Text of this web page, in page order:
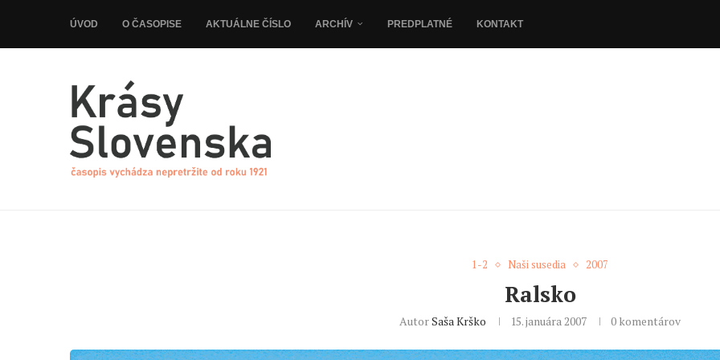
ÚVOD O ČASOPISE AKTUÁLNE ČÍSLO ARCHÍV PREDPLATNÉ KONTAKT
1-2 Naši susedia 2007
Ralsko
AutorSaša Krško 15. januára 2007 0 komentárov